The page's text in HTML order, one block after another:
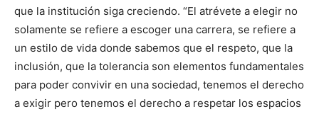
que la institución siga creciendo. “El atrévete a elegir no
solamente se refiere a escoger una carrera, se refiere a
un estilo de vida donde sabemos que el respeto, que la
inclusión, que la tolerancia son elementos fundamentales
para poder convivir en una sociedad, tenemos el derecho
a exigir pero tenemos el derecho a respetar los espacios